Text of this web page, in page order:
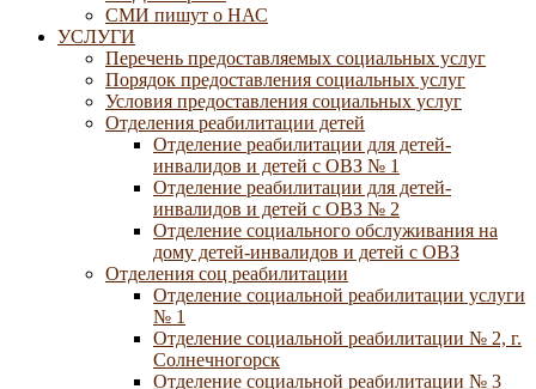
СМИ пишут о НАС
УСЛУГИ
Перечень предоставляемых социальных услуг
Порядок предоставления социальных услуг
Условия предоставления социальных услуг
Отделения реабилитации детей
Отделение реабилитации для детей-
инвалидов и детей с ОВЗ № 1
Отделение реабилитации для детей-
инвалидов и детей с ОВЗ № 2
Отделение социального обслуживания на
дому детей-инвалидов и детей с ОВЗ
Отделения соц реабилитации
Отделение социальной реабилитации услуги
№ 1
Отделение социальной реабилитации № 2, г.
Солнечногорск
Отделение социальной реабилитации № 3